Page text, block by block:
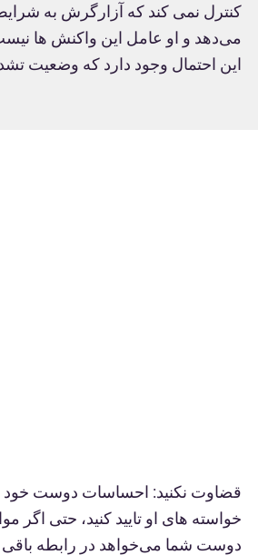
کنترل نمی کند که آزارگرش به
می‌دهد و او عامل این واکنش ها
این احتمال وجود دارد که وضعیت
قضاوت نکنید: احساسات دوست خود
خواسته های او تایید کنید، حتی اگر
دوست شما می‌خواهد در رابطه باقی